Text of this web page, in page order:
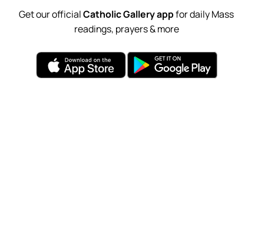
Get our officialCatholic Gallery appfor daily Mass
readings, prayers & more